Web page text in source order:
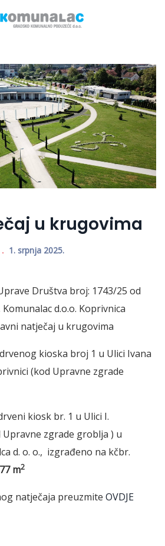
u krugovima
1. srpnja 2025.
Društva broj: 1743/25 od
Komunalac d.o.o. Koprivnica
natječaj u krugovima
kioska broj 1 u Ulici Ivana
(kod Upravne zgrade
kiosk br. 1 u Ulici I.
Upravne zgrade groblja ) u
d. o. o., izgrađeno na kčbr.
m2
natječaja preuzmite OVDJE